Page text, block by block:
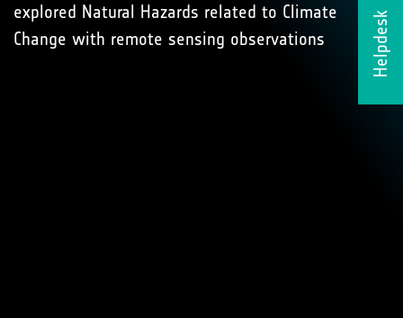
Helpdesk
explored Natural Hazards related to Climate
Change with remote sensing observations